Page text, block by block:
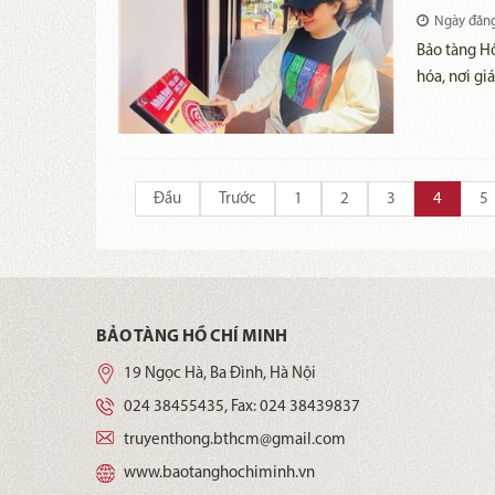
Ngày
Bảo tàng
hóa, nơi
khu vực
phương
Đầu Trước 1 2 3 4 5
BẢO TÀNG HỒ CHÍ MINH
19 Ngọc Hà, Ba Đình, Hà Nội
024 38455435, Fax: 024 38439837
truyenthong.bthcm@gmail.com
www.baotanghochiminh.vn